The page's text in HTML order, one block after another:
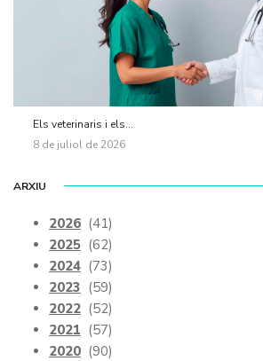
Els veterinaris i els...
8 de juliol de 2026
ARXIU
2026 (41)
2025 (62)
2024 (73)
2023 (59)
2022 (52)
2021 (57)
2020 (90)